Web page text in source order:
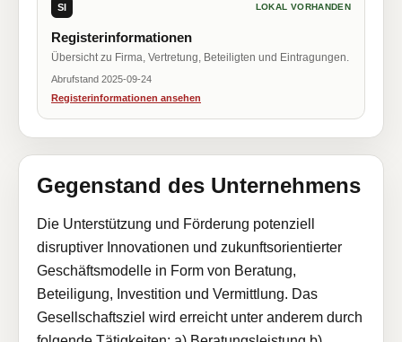
SI LOKAL VORHANDEN
Registerinformationen
Übersicht zu Firma, Vertretung, Beteiligten und Eintragungen.
Abrufstand 2025-09-24
Registerinformationen ansehen
Gegenstand des Unternehmens
Die Unterstützung und Förderung potenziell
disruptiver Innovationen und zukunftsorientierter
Geschäftsmodelle in Form von Beratung,
Beteiligung, Investition und Vermittlung. Das
Gesellschaftsziel wird erreicht unter anderem durch